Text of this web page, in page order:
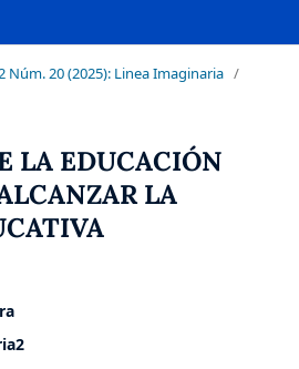
Núm. 20 (2025): Linea Imaginaria /
LA EDUCACIÓN
LA